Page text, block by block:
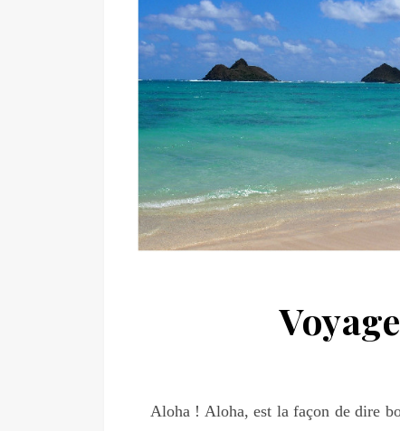
Aloha ! Aloha, est la façon de dire